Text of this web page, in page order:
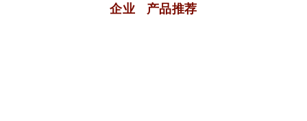
企业 产品推荐